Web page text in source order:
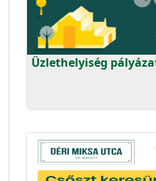
Üzlethelyiség